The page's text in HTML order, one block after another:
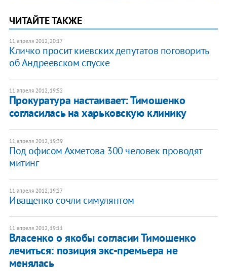
ЧИТАЙТЕ ТАКЖЕ
11 апреля 2012, 20:17
Кличко просит киевских депутатов поговорить
об Андреевском спуске
11 апреля 2012, 19:52
Прокуратура настаивает: Тимошенко
согласилась на харьковскую клинику
11 апреля 2012, 19:39
Под офисом Ахметова 300 человек проводят
митинг
11 апреля 2012, 19:27
Иващенко сочли симулянтом
11 апреля 2012, 19:11
Власенко о якобы согласии Тимошенко
лечиться: позиция экс-премьера не
менялась